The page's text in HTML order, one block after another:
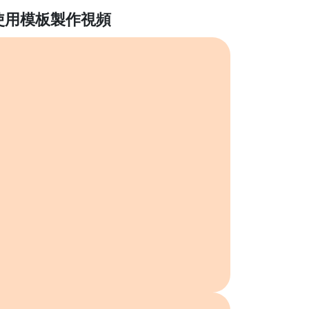
模板製作視頻